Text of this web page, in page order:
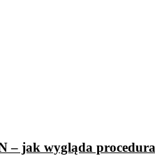
– jak wygląda